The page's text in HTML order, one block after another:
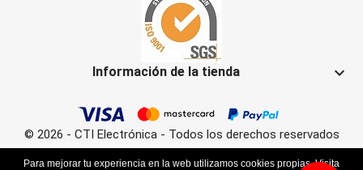
Información de la tienda 
Para mejorar tu experiencia en la web utilizamos cookies propias. Visita
© 2026 - CTI Electrónica - Todos los derechos reservados